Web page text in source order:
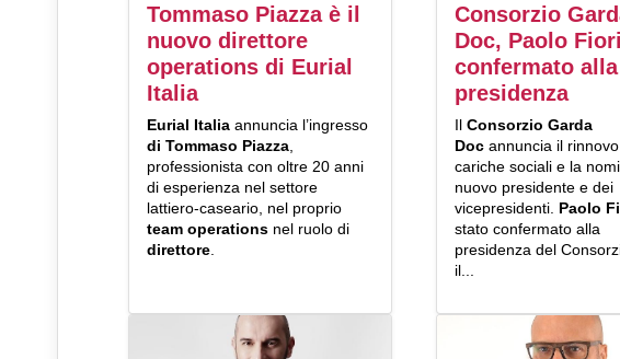
Tommaso Piazza è il
nuovo direttore
operations di Eurial
Italia
Eurial Italia annuncia l’ingresso
di Tommaso Piazza
professionista con oltre 20 anni
di esperienza nel settore
lattiero-caseario, nel proprio
team operations nel ruolo di
direttore
Consorzio
Doc, Paolo
confermato alla
presidenza
IlConsorzio Garda
Docannuncia il
cariche sociali e la
nuovo presidente e dei
vicepresidenti. Paolo
stato confermato alla
presidenza del
il...